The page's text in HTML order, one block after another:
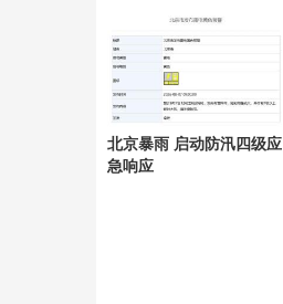
北京暴雨 启动防汛四级应
急响应